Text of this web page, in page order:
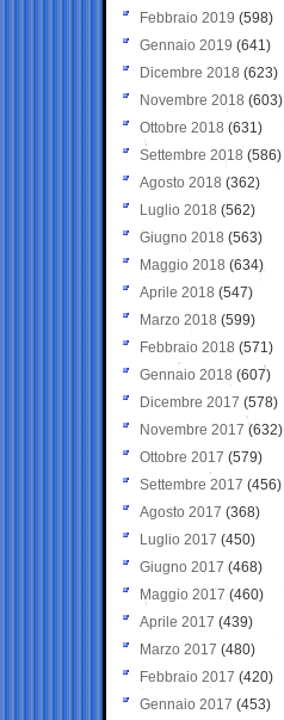
Febbraio 2019 (598)
Gennaio 2019 (641)
Dicembre 2018 (623)
Novembre 2018 (603)
Ottobre 2018 (631)
Settembre 2018 (586)
Agosto 2018 (362)
Luglio 2018 (562)
Giugno 2018 (563)
Maggio 2018 (634)
Aprile 2018 (547)
Marzo 2018 (599)
Febbraio 2018 (571)
Gennaio 2018 (607)
Dicembre 2017 (578)
Novembre 2017 (632)
Ottobre 2017 (579)
Settembre 2017 (456)
Agosto 2017 (368)
Luglio 2017 (450)
Giugno 2017 (468)
Maggio 2017 (460)
Aprile 2017 (439)
Marzo 2017 (480)
Febbraio 2017 (420)
Gennaio 2017 (453)